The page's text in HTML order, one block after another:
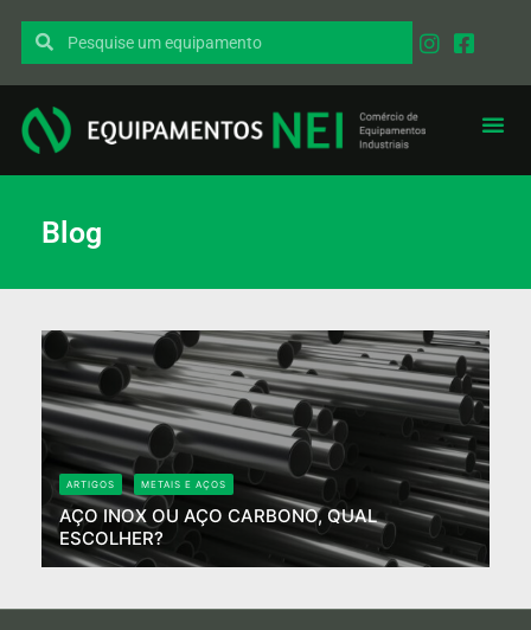
Blog
ARTIGOS METAIS E AÇOS
AÇO INOX OU AÇO CARBONO, QUAL
ESCOLHER?